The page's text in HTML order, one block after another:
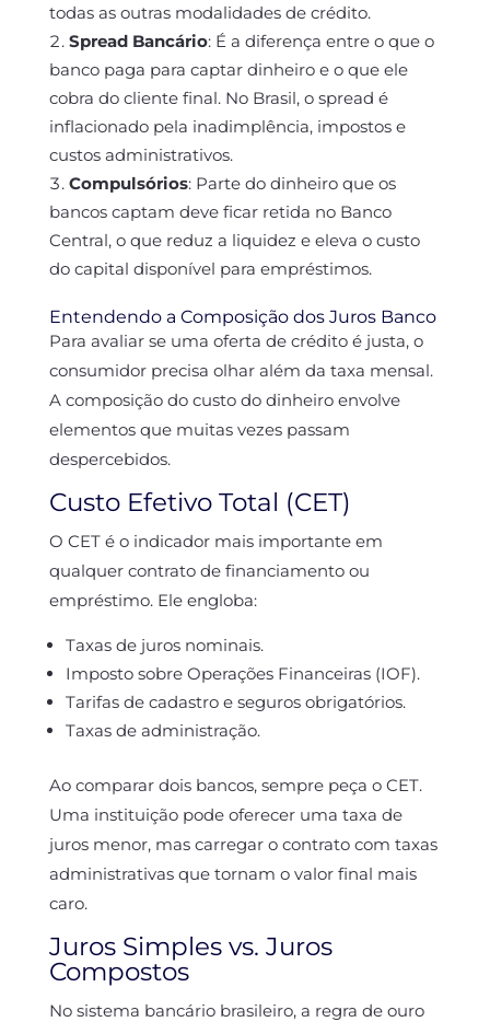
todas as outras modalidades de crédito.
Spread Bancário: É a diferença entre o que o
banco paga para captar dinheiro e o que ele
cobra do cliente final. No Brasil, o spread é
inflacionado pela inadimplência, impostos e
custos administrativos.
Compulsórios: Parte do dinheiro que os
bancos captam deve ficar retida no Banco
Central, o que reduz a liquidez e eleva o custo
do capital disponível para empréstimos.
Entendendo a Composição dos Juros Banco
Para avaliar se uma oferta de crédito é justa, o
consumidor precisa olhar além da taxa mensal.
A composição do custo do dinheiro envolve
elementos que muitas vezes passam
despercebidos.
Custo Efetivo Total (CET)
O CET é o indicador mais importante em
qualquer contrato de financiamento ou
empréstimo. Ele engloba:
Taxas de juros nominais.
Imposto sobre Operações Financeiras (IOF).
Tarifas de cadastro e seguros obrigatórios.
Taxas de administração.
Ao comparar dois bancos, sempre peça o CET.
Uma instituição pode oferecer uma taxa de
juros menor, mas carregar o contrato com taxas
administrativas que tornam o valor final mais
caro.
Juros Simples vs. Juros
Compostos
No sistema bancário brasileiro, a regra de ouro